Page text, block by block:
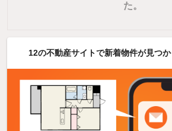
た。
12の不動産サイトで新着物件が見つか